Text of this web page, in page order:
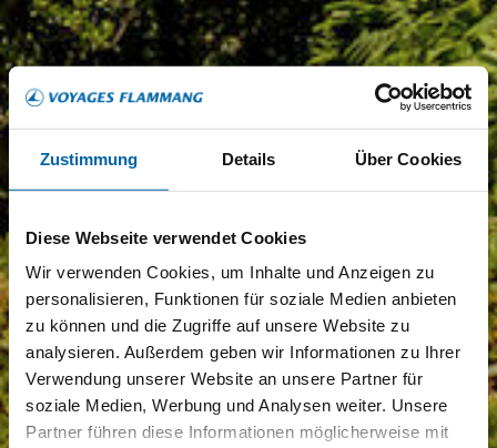
Zustimmung Details Über Cookies
Diese Webseite verwendet Cookies
Wir verwenden Cookies, um Inhalte und Anzeigen zu
personalisieren, Funktionen für soziale Medien anbieten
zu können und die Zugriffe auf unsere Website zu
analysieren. Außerdem geben wir Informationen zu Ihrer
Verwendung unserer Website an unsere Partner für
soziale Medien, Werbung und Analysen weiter. Unsere
Partner führen diese Informationen möglicherweise mit